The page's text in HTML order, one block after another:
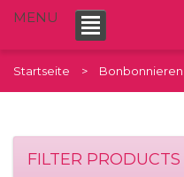
MENU
Startseite Bonbonnieren
FILTER PRODUCTS